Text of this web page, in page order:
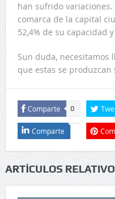
han sufrido variaciones.
comarca de la capital
52,4% de su capacidad
Sun duda, necesitamos
que estas se produzcan
Comparte 0
Comparte
ARTÍCULOS